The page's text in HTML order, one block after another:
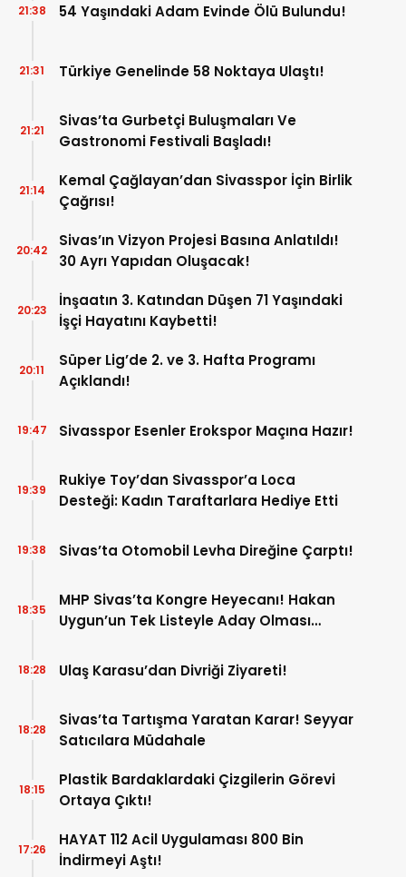
54 Yaşındaki Adam Evinde Ölü Bulundu!
21:38
Türkiye Genelinde 58 Noktaya Ulaştı!
21:31
Sivas’ta Gurbetçi Buluşmaları Ve
Gastronomi Festivali Başladı!
21:21
Kemal Çağlayan’dan Sivasspor İçin Birlik
Çağrısı!
21:14
Sivas’ın Vizyon Projesi Basına Anlatıldı!
30 Ayrı Yapıdan Oluşacak!
20:42
İnşaatın 3. Katından Düşen 71 Yaşındaki
İşçi Hayatını Kaybetti!
20:23
Süper Lig’de 2. ve 3. Hafta Programı
Açıklandı!
20:11
Sivasspor Esenler Erokspor Maçına Hazır!
19:47
Rukiye Toy’dan Sivasspor’a Loca
Desteği: Kadın Taraftarlara Hediye Etti
19:39
Sivas’ta Otomobil Levha Direğine Çarptı!
19:38
MHP Sivas’ta Kongre Heyecanı! Hakan
Uygun’un Tek Listeyle Aday Olması
18:35
Ulaş Karasu’dan Divriği Ziyareti!
18:28
Sivas’ta Tartışma Yaratan Karar! Seyyar
Satıcılara Müdahale
18:28
Plastik Bardaklardaki Çizgilerin Görevi
Ortaya Çıktı!
18:15
HAYAT 112 Acil Uygulaması 800 Bin
İndirmeyi Aştı!
17:26